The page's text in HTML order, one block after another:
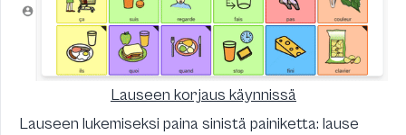
Lauseen korjaus käynnissä
Lauseen lukemiseksi paina sinistä painiketta: lause